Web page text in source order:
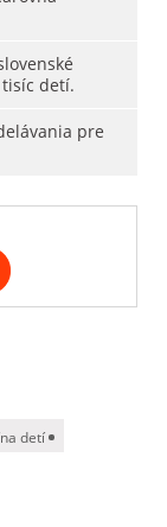
detí.
pre
detí